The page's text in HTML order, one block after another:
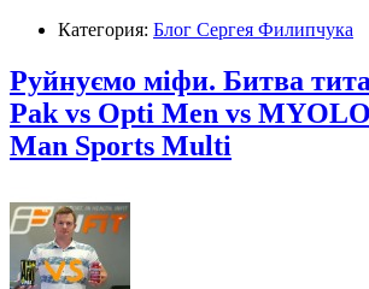
Категория: Блог Сергея Филипчука
Руйнуємо міфи. Битва
Pak vs Opti Men vs
Man Sports Multi